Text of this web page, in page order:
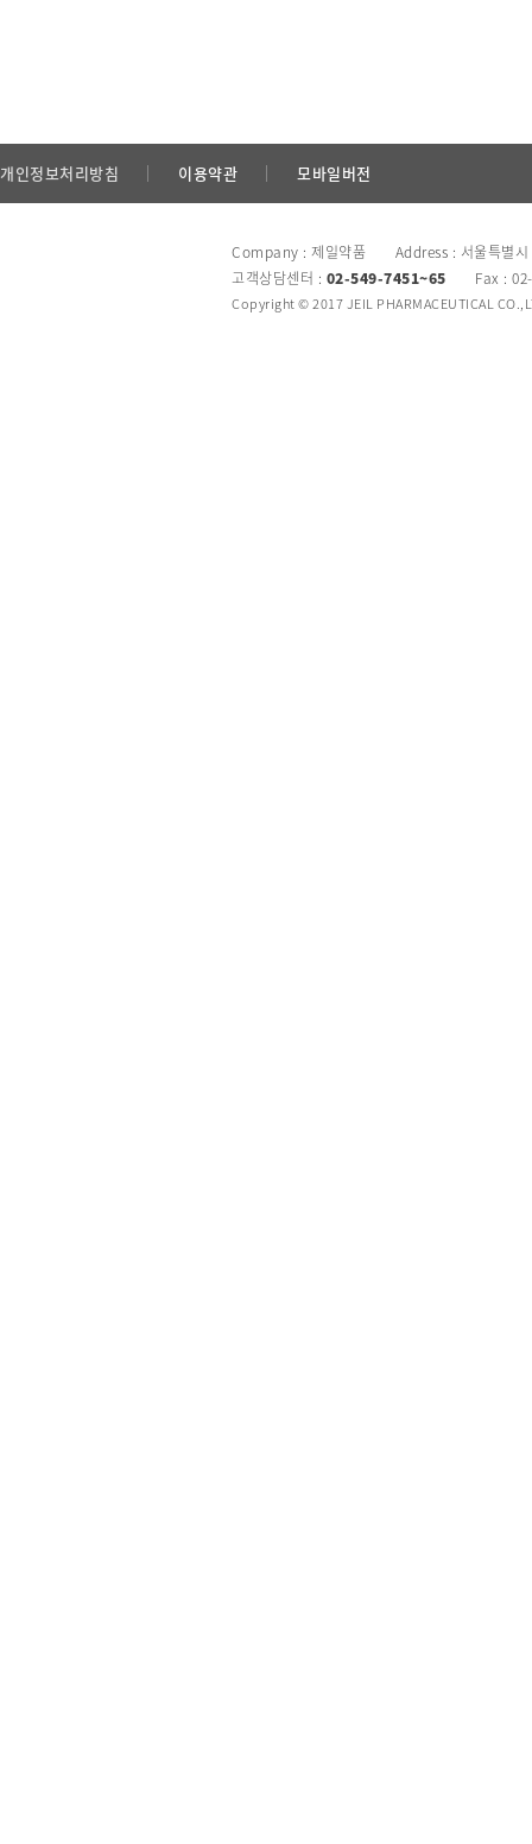
개인정보처리방침 이용약관 모바일버전
Company : 제일약품 Address : 서울특별시
고객상담센터 : 02-549-7451~65 Fax :
Copyright © 2017 JEIL PHARMACEUTICAL